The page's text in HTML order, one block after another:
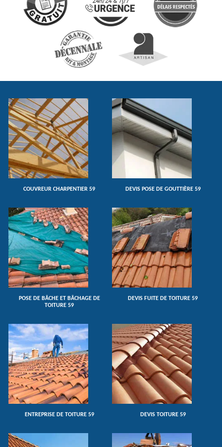
COUVREUR CHARPENTIER 59 DEVIS POSE DE GOUTTIÈRE 59
POSE DE BÂCHE ET BÂCHAGE DE
TOITURE 59
DEVIS FUITE DE TOITURE 59
ENTREPRISE DE TOITURE 59 DEVIS TOITURE 59